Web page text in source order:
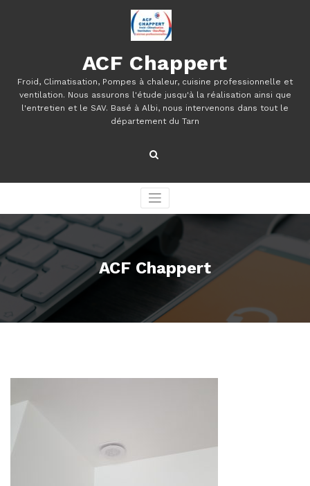
ACF Chappert
Froid, Climatisation, Pompes à chaleur, cuisine professionnelle et
ventilation. Nous assurons l'étude jusqu'à la réalisation ainsi que
l'entretien et le SAV. Basé à Albi, nous intervenons dans tout le
département du Tarn
ACF Chappert